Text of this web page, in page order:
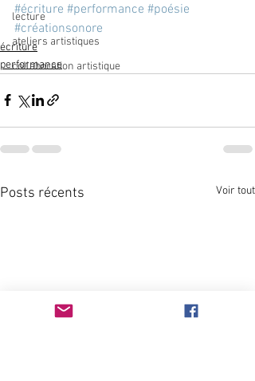
lecture
ateliers artistiques
collaboration artistique
#écriture #performance #poésie
#créationsonore
écriture
performance
Posts récents Voir tout